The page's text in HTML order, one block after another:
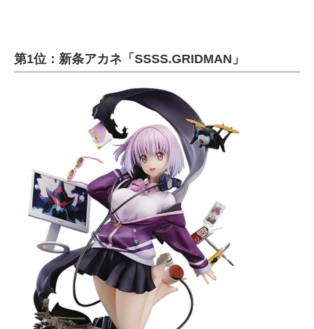
第1位：新条アカネ「SSSS.GRIDMAN」